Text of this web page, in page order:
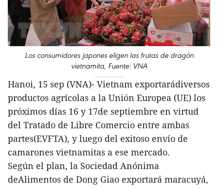
Los consumidores japones eligen las frutas de dragón
vietnamita, Fuente: VNA
Hanoi, 15 sep (VNA)- Vietnam exportarádiversos
productos agrícolas a la Unión Europea (UE) los
próximos días 16 y 17de septiembre en virtud
del Tratado de Libre Comercio entre ambas
partes(EVFTA), y luego del exitoso envío de
camarones vietnamitas a ese mercado.
Según el plan, la Sociedad Anónima
deAlimentos de Dong Giao exportará maracuyá,